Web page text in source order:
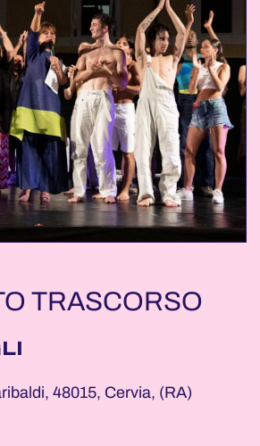
TRASCORSO
48015, Cervia, (RA)